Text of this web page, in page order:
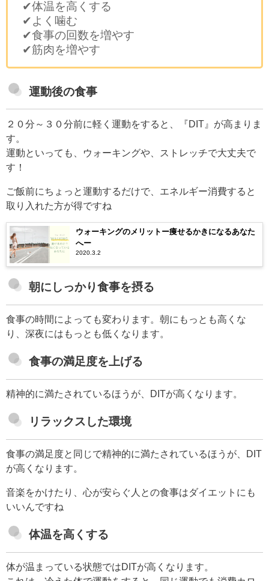
✔体温を高くする
✔よく噛む
✔食事の回数を増やす
✔筋肉を増やす
運動後の食事
２０分～３０分前に軽く運動をすると、『DIT』が高まりま
す。
運動といっても、ウォーキングや、ストレッチで大丈夫で
す！
ご飯前にちょっと運動するだけで、エネルギー消費すると
取り入れた方が得ですね
ウォーキングのメリットー痩せるかきになるあなた
へー
2020.3.2
朝にしっかり食事を摂る
食事の時間によっても変わります。朝にもっとも高くな
り、深夜にはもっとも低くなります。
食事の満足度を上げる
精神的に満たされているほうが、DITが高くなります。
リラックスした環境
食事の満足度と同じで精神的に満たされているほうが、DIT
が高くなります。
音楽をかけたり、心が安らぐ人との食事はダイエットにも
いいんですね
体温を高くする
体が温まっている状態ではDITが高くなります。